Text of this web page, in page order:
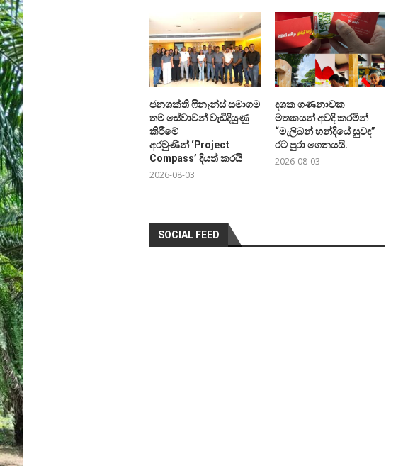
ජනශක්ති ෆිනෑන්ස් සමාගම
තම සේවාවන් වැඩිදියුණු
කිරීමේ
අරමුණින් ‘Project
Compass’ දියත් කරයි
2026-08-03
දශක ගණනාවක
මතකයන් අවදි කරමින්
“මැලිබන් හන්දියේ සුවඳ”
රට පුරා ගෙනයයි.
2026-08-03
SOCIAL FEED